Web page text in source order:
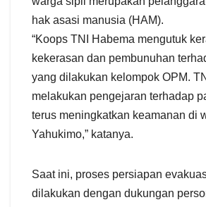
hak asasi manusia (HAM).
“Koops TNI Habema mengutuk
kekerasan dan pembunuhan
yang dilakukan kelompok OPM.
melakukan pengejaran terhadap
terus meningkatkan keamanan di
Yahukimo,” katanya.
Saat ini, proses persiapan
dilakukan dengan dukungan